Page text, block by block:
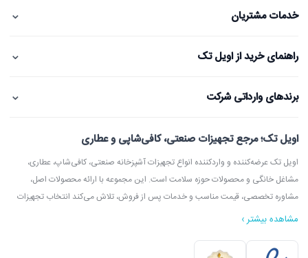
خدمات مشتریان ⌄
راهنمای خرید از اویل تک ⌄
برندهای وارداتی شرکت ⌄
اویل تک؛ مرجع تجهیزات صنعتی، کافی‌شاپی و عطاری
اویل تک عرضه‌کننده و واردکننده انواع تجهیزات آشپزخانه صنعتی، کافی‌شاپ، عطاری،
مشاغل خانگی و محصولات حوزه سلامت است. این مجموعه با ارائه محصولات اصل،
مشاوره تخصصی، قیمت مناسب و خدمات پس از فروش، تلاش می‌کند انتخاب تجهیزات
در اویل تک می‌توانید انواع دستگاه آسیاب عطاری، آسیاب قهوه، دستگاه روغن‌گیری،
مشاهده بیشتر ›